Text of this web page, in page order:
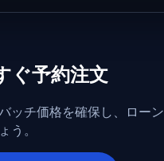
ぐ予約注文
ッチ価格を確保し、ロー
う。